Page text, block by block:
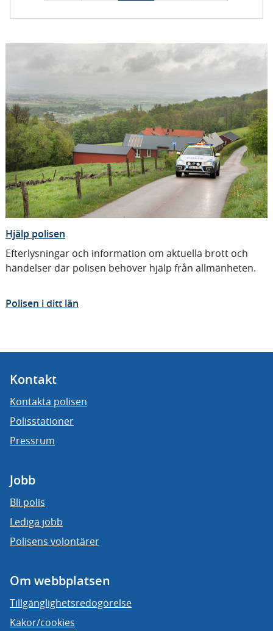
d
i
n
g
e
n
d
i
n
g
e
n
d
i
t
n
n
g
e
n
Hjälp polisen
Efterlysningar och information om aktuella brott och
händelser där polisen behöver hjälp från allmänheten.
Polisen i ditt län
Kontakt
Kontakta polisen
Polisstationer
Pressrum
Jobb
Bli polis
Lediga jobb
Polisens volontärer
Om webbplatsen
Tillgänglighetsredogörelse
Kakor/cookies